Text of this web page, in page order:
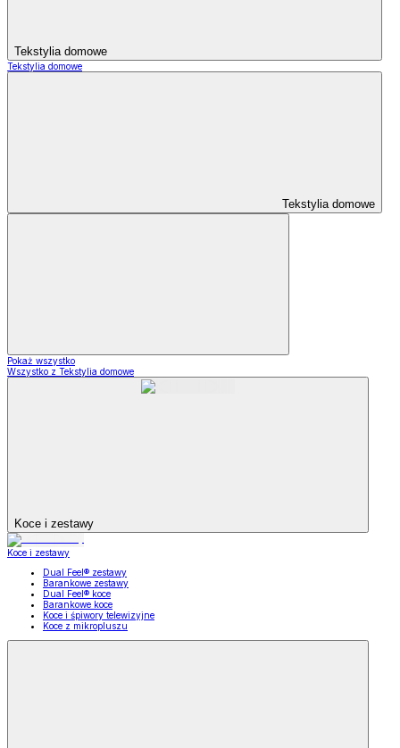
Tekstylia domowe
Tekstylia domowe
Tekstylia domowe
Pokaż wszystko
Wszystko z Tekstylia domowe
Koce i zestawy
Koce i zestawy
Dual Feel® zestawy
Barankowe zestawy
Dual Feel® koce
Barankowe koce
Koce i śpiwory telewizyjne
Koce z mikropluszu